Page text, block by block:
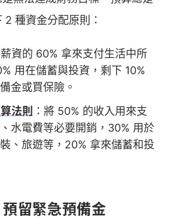
種資金分配原則：
薪資的 60% 拿來支付生活中所
用在儲蓄與投資，剩下 10%
金或買保險。
法則 ：將 50% 的收入用來支
水電費等必要開銷，30% 用於
、旅遊等，20% 拿來儲蓄和投
留緊急預備金